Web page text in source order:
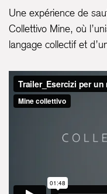
Une expérience de
Collettivo Mine, où
langage collectif et